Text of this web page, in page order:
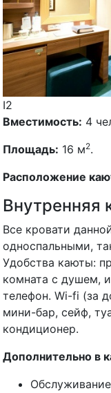
I2
Вместимость: 4
Площадь: 16 м2.
Расположение
Внутренняя
Все кровати
односпальными,
Удобства каюты:
комната с душем,
телефон. Wi-fi (за
мини-бар, сейф,
кондиционер.
Дополнительно в